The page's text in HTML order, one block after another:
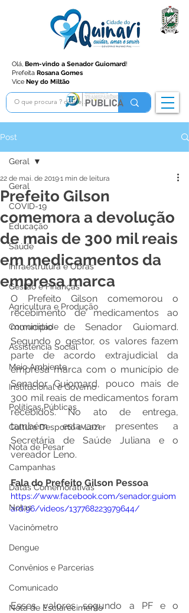
Olá, Bem-vindo a Senador Guiomard!
Prefeita Rosana Gomes
Vice Ney do Miltão
Post
Geral
COVID-19
Educação
Saúde
Infraestrutura e Obras
Gestão e Finanças
Agricultura e Produção
Comunidade
Assistência Social
Meio Ambiente
Institucional e Governo
Políticas Públicas
Cultura Desporto e Lazer
Nota de Pesar
Campanhas
Datas Comemorativas
Notas
Vacinômetro
Dengue
Convênios e Parcerias
Comunicado
Nota de Esclarecimento
Geral
Prefeito Gilson
comemora a devolução
de mais de 300 mil reais
em medicamentos da
empresa marca
22 de mai. de 20191 min de leitura
O Prefeito Gilson comemorou o
recebimento de medicamentos ao
município de Senador Guiomard.
Segundo o gestor, os valores fazem
parte de acordo extrajudicial da
empresa marca com o município de
Senador Guiomard, pouco mais de
300 mil reais de medicamentos foram
recebidos. No ato de entrega,
também estavam presentes a
Secretária de Saúde Juliana e o
vereador Leno.
Fala do Prefeito Gilson Pessoa
https://www.facebook.com/senador.guiom
ard.96/videos/137768223979644/
Esses valores segundo a PF e o